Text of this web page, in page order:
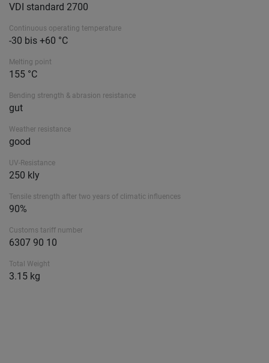
VDI standard 2700
Continuous operating temperature
-30 bis +60 °C
Melting point
155 °C
Bending strength & abrasion resistance
gut
Weather resistance
good
UV-Resistance
250 kly
Tensile strength after two years of climatic influences
90%
Customs tariff number
6307 90 10
Total Weight
3.15 kg